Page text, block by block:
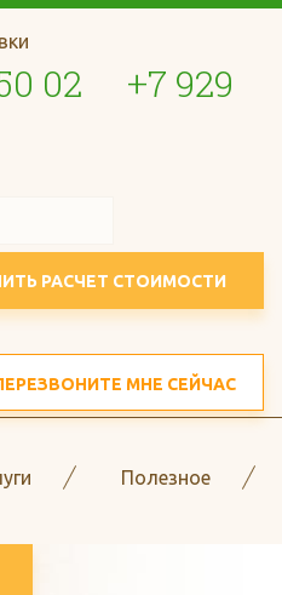
02
+7 929
РАСЧЕТ СТОИМОСТИ
МНЕ СЕЙЧАС
Полезное